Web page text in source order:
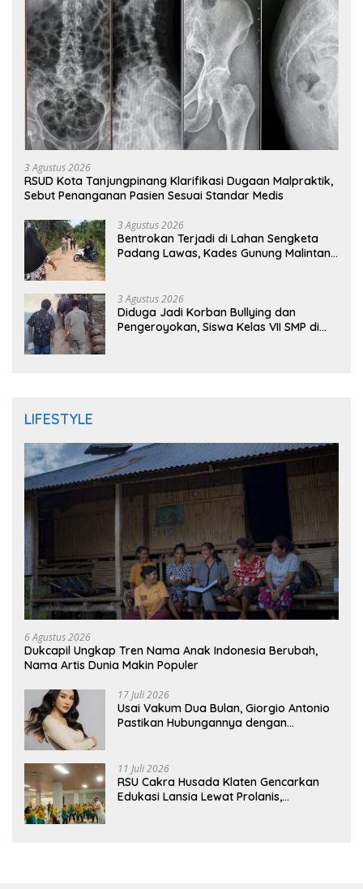
3 Agustus 2026
RSUD Kota Tanjungpinang Klarifikasi Dugaan Malpraktik,
Sebut Penanganan Pasien Sesuai Standar Medis
3 Agustus 2026
Bentrokan Terjadi di Lahan Sengketa
Padang Lawas, Kades Gunung Malintang
3 Agustus 2026
Diduga Jadi Korban Bullying dan
Pengeroyokan, Siswa Kelas VII SMP di
LIFESTYLE
6 Agustus 2026
Dukcapil Ungkap Tren Nama Anak Indonesia Berubah,
Nama Artis Dunia Makin Populer
17 Juli 2026
Usai Vakum Dua Bulan, Giorgio Antonio
Pastikan Hubungannya dengan
11 Juli 2026
RSU Cakra Husada Klaten Gencarkan
Edukasi Lansia Lewat Prolanis,